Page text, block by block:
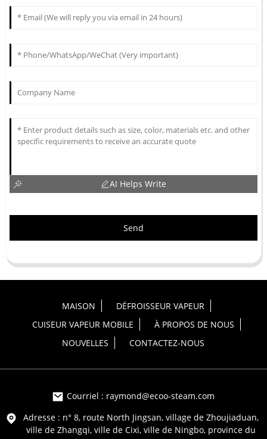
AI Helps Write
Send
MAISON
DÉFROISSEUR VAPEUR
CUISEUR VAPEUR MOBILE
À PROPOS DE NOUS
NOUVELLES
CONTACTEZ-NOUS
Courriel : raymond@ecoo-steam.com
Adresse : n° 8, route North Jingsan, village de Zhoujiaduan,
ville de Zhangqi, ville de Cixi, ville de Ningbo, province du